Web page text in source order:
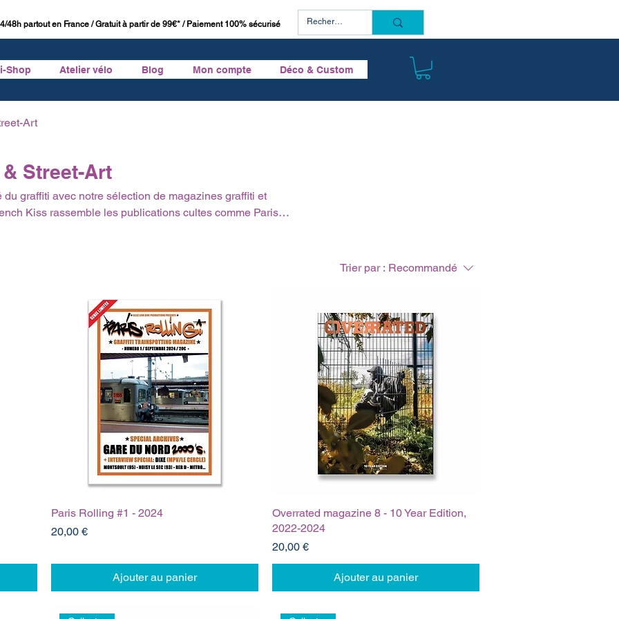
48h partout en France / Gratuit à partir de 99€* / Paiement 100% sécurisé
Shop Atelier vélo Blog Mon compte Déco & Custom
Art
Street-Art
graffiti avec notre sélection de magazines graffiti et
Kiss rassemble les publications cultes comme Paris
Trier par : Recommandé
Paris Rolling #1 - 2024
Prix
20,00 €
Ajouter au panier
Overrated magazine 8 - 10 Year Edition,
2022-2024
Prix
20,00 €
Ajouter au panier